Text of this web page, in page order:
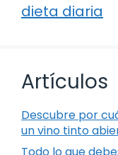
dieta diaria
Artículos
Descubre por
un vino tinto
Todo lo que